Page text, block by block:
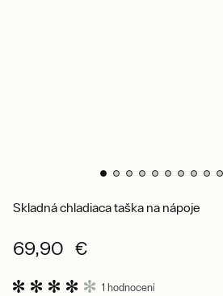
Skladná chladiaca taška na nápoje
69,90 €
1 hodnocení